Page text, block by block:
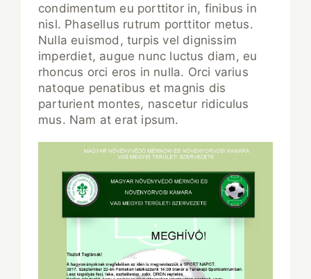
condimentum eu porttitor in, finibus in
nisl. Phasellus rutrum porttitor metus.
Nulla euismod, turpis vel dignissim
imperdiet, augue nunc luctus diam, eu
rhoncus orci eros in nulla. Orci varius
natoque penatibus et magnis dis
parturient montes, nascetur ridiculus
mus. Nam at erat ipsum.